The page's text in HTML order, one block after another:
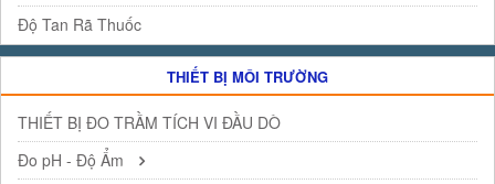
Độ Tan Rã Thuốc
THIẾT BỊ MÔI TRƯỜNG
THIẾT BỊ ĐO TRẦM TÍCH VI ĐẦU DÒ
Đo pH - Độ Ẩm